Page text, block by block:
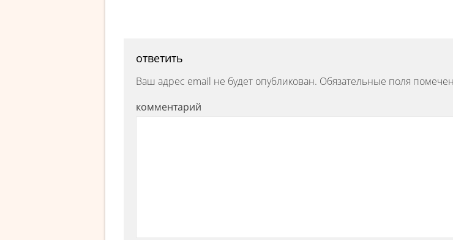
ответить
Ваш адрес email не будет опубликован. Обязательные поля
комментарий